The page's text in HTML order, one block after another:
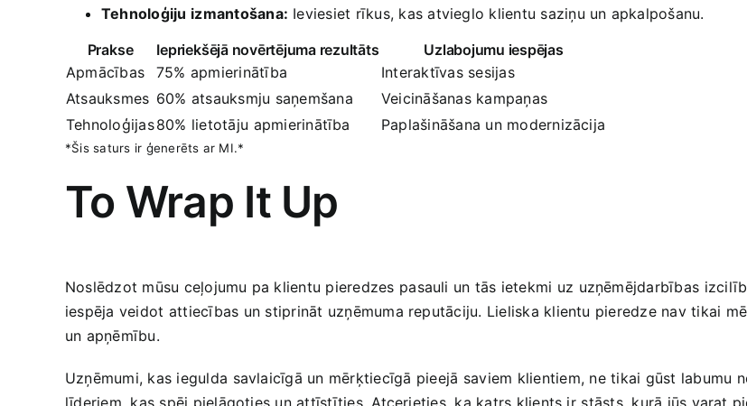
Tehnoloģiju ⁣izmantošana: ​Ieviesiet rīkus, kas‍ atvieglo klientu‍ saziņu‍ un​ apkalpošanu.
Prakse
Iepriekšējā novērtējuma rezultāts
Uzlabojumu iespējas
Apmācības
75% apmierinātība
Interaktīvas sesijas
Atsauksmes 60% atsauksmju ‍saņemšana
Veicināšanas‌ kampaņas
Tehnoloģijas80% lietotāju⁢ apmierinātība Paplašināšana‌ un modernizācija
*Šis saturs ir ģenerēts​ ar MI.*
To Wrap It Up
Noslēdzot mūsu ‌ceļojumu pa klientu pieredzes⁤ pasauli un‌ tās ‌ietekmi ⁢uz uzņēmējdarbības
iespēja ​veidot⁤ attiecības ⁤un stiprināt ‍uzņēmuma ‍reputāciju. Lieliska klientu pieredze nav tikai⁣
un apņēmību.
Uzņēmumi, kas iegulda⁣ savlaicīgā un mērķtiecīgā ⁤pieejā⁢ saviem klientiem, ⁢ne tikai gūst labumu